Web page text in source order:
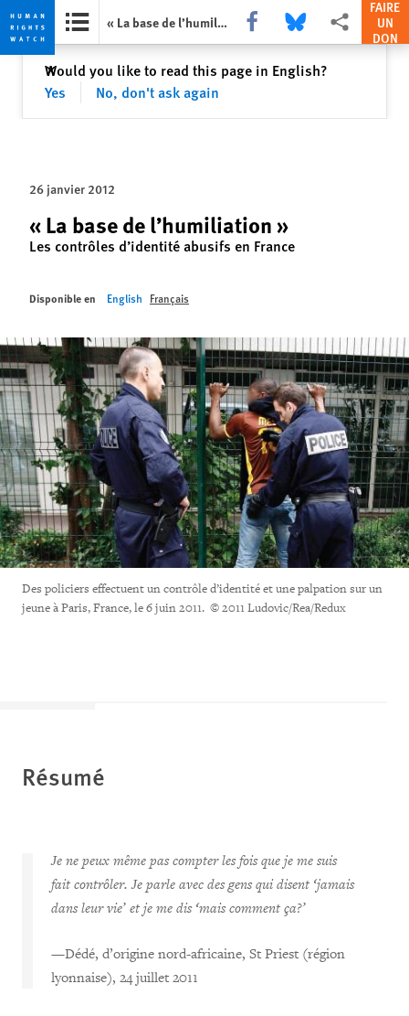
Skip
privacy
Skip
content
« La base de l’humiliation » Share this via Facebook
Share this via Bluesky
Share this via
FAIRE
UN
DON
Would you like to read this page in English?
Yes
No, don't ask again
✕Fermer
26 janvier 2012
« La base de l’humiliation »
Les contrôles d’identité abusifs en France
Disponible en English Français
Des policiers effectuent un contrôle d’identité et une palpation sur un
jeune à Paris, France, le 6 juin 2011. © 2011 Ludovic/Rea/Redux
Résumé
Je ne peux même pas compter les fois que je me suis
fait contrôler. Je parle avec des gens qui disent ‘jamais
dans leur vie’ et je me dis ‘mais comment ça?’
—Dédé, d’origine nord-africaine, St Priest (région
lyonnaise), 24 juillet 2011